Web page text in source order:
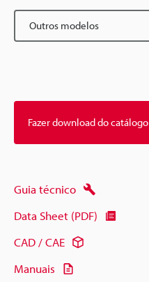
Outros modelos
Fazer download do catálogo
Guia técnico
Data Sheet (PDF)
CAD / CAE
Manuais